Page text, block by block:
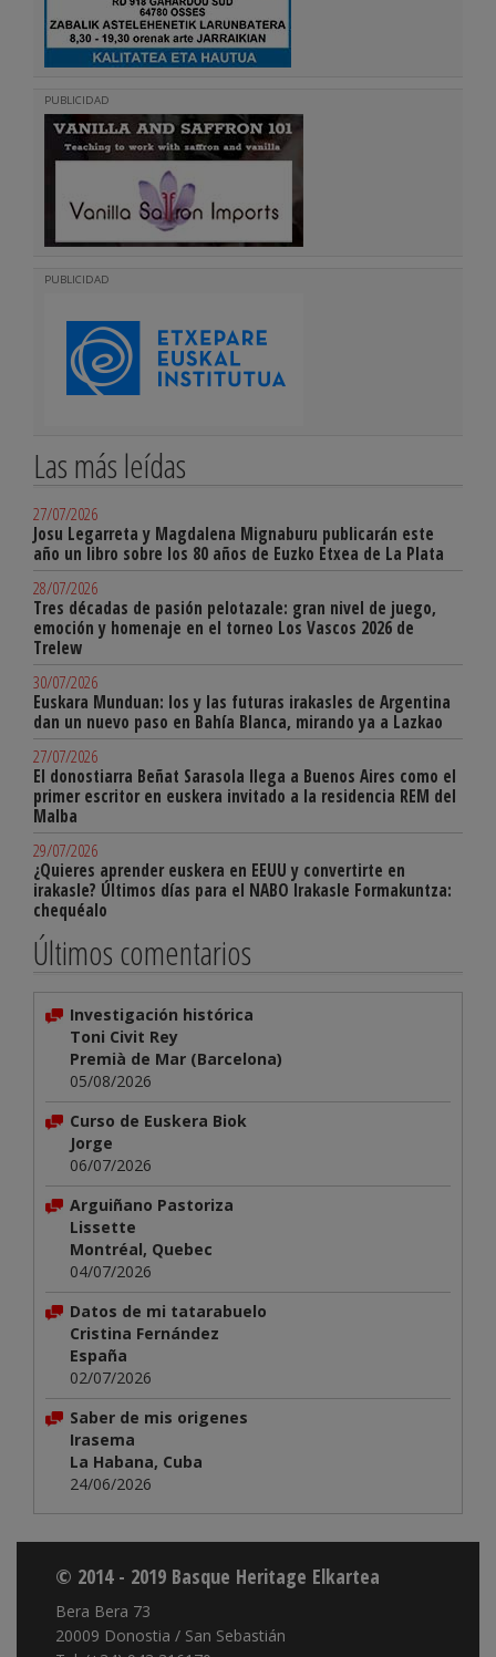
PUBLICIDAD
PUBLICIDAD
Las más leídas
27/07/2026
Josu Legarreta y Magdalena Mignaburu publicarán este
año un libro sobre los 80 años de Euzko Etxea de La Plata
28/07/2026
Tres décadas de pasión pelotazale: gran nivel de juego,
emoción y homenaje en el torneo Los Vascos 2026 de
Trelew
30/07/2026
Euskara Munduan: los y las futuras irakasles de Argentina
dan un nuevo paso en Bahía Blanca, mirando ya a Lazkao
27/07/2026
El donostiarra Beñat Sarasola llega a Buenos Aires como el
primer escritor en euskera invitado a la residencia REM del
Malba
29/07/2026
¿Quieres aprender euskera en EEUU y convertirte en
irakasle? Últimos días para el NABO Irakasle Formakuntza:
chequéalo
Últimos comentarios
Investigación histórica
Toni Civit Rey
Premià de Mar (Barcelona)
05/08/2026
Curso de Euskera Biok
Jorge
06/07/2026
Arguiñano Pastoriza
Lissette
Montréal, Quebec
04/07/2026
Datos de mi tatarabuelo
Cristina Fernández
España
02/07/2026
Saber de mis origenes
Irasema
La Habana, Cuba
24/06/2026
© 2014 - 2019 Basque Heritage Elkartea
Bera Bera 73
20009 Donostia / San Sebastián